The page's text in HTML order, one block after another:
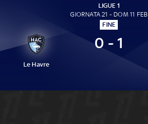
LIGUE 1
GIORNATA 21 - DOM 11 FEB
FINE
Le Havre
0 - 1